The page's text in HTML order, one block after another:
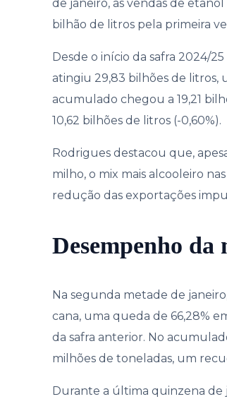
de janeiro, as vendas de
bilhão de litros pela primeira
Desde o início da safra 2024/
atingiu 29,83 bilhões de litros,
acumulado chegou a 19,21
10,62 bilhões de litros (-0,60%).
Rodrigues destacou que,
milho, o mix mais alcooleiro
redução das exportações
Desempenho da
Na segunda metade de
cana, uma queda de 66,28%
da safra anterior. No
milhões de toneladas, um
Durante a última quinzena de